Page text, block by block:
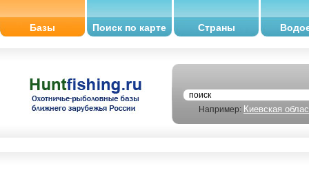
Базы Поиск по карте Страны
Например: Киевская